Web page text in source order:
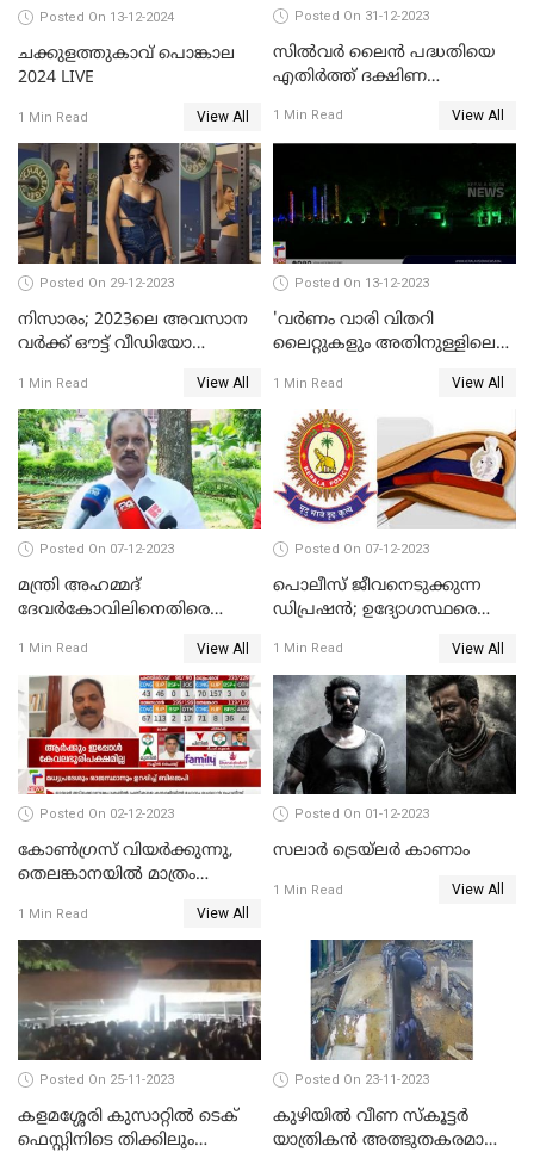
Posted On 13-12-2024
ചക്കുളത്തുകാവ് പൊങ്കാല
2024 LIVE
1 Min Read View All
Posted On 31-12-2023
സില്‍വര്‍ ലൈന്‍ പദ്ധതിയെ
എതിര്‍ത്ത് ദക്ഷിണ
1 Min Read View All
Posted On 29-12-2023
നിസാരം; 2023ലെ അവസാന
വർക്ക് ഔട്ട് വീഡിയോ
1 Min Read View All
Posted On 13-12-2023
'വര്‍ണം വാരി വിതറി
ലൈറ്റുകളും അതിനുള്ളിലെ
അണിഞ്ഞൊരുങ്ങി എസ് ബി
കോളേജ് മൈതാനം
1 Min Read View All
Posted On 07-12-2023
മന്ത്രി അഹമ്മദ്
ദേവർകോവിലിനെതിരെ
ആരോപണത്തിൽ
അന്വേഷണം
1 Min Read View All
Posted On 07-12-2023
പൊലീസ് ജീവനെടുക്കുന്ന
ഡിപ്രഷൻ; ഉദ്യോഗസ്ഥരെ
നടപടികളുമായി ഡിജിപി
1 Min Read View All
Posted On 02-12-2023
കോണ്‍ഗ്രസ് വിയര്‍ക്കുന്നു,
തെലങ്കാനയില്‍ മാത്രം
1 Min Read View All
Posted On 01-12-2023
സലാര്‍ ട്രെയ്‌ലർ കാണാം
1 Min Read View All
Posted On 25-11-2023
കളമശ്ശേരി കുസാറ്റില്‍ ടെക്
ഫെസ്റ്റിനിടെ തിക്കിലും
Posted On 23-11-2023
കുഴിയിൽ വീണ സ്കൂട്ടർ
യാത്രികൻ അത്ഭുതകരമായി